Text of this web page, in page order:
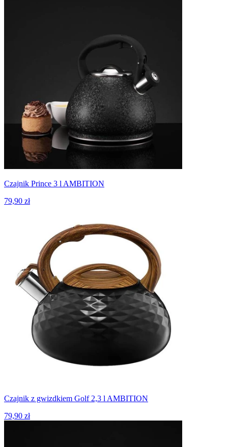
Czajnik Prince 3 l AMBITION
79,90 zł
Czajnik z gwizdkiem Golf 2,3 l AMBITION
79,90 zł